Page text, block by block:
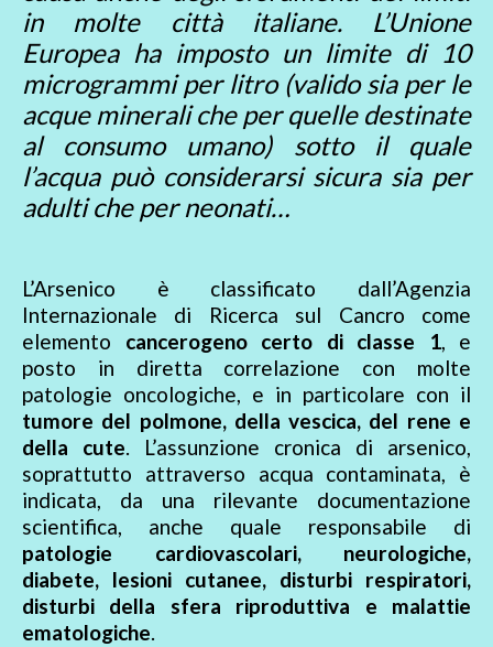
in molte città italiane. L’Unione
Europea ha imposto un limite di 10
microgrammi per litro (valido sia per le
acque minerali che per quelle destinate
al consumo umano) sotto il quale
l’acqua può considerarsi sicura sia per
adulti che per neonati…
L’Arsenico è classificato dall’Agenzia
Internazionale di Ricerca sul Cancro come
elemento cancerogeno certo di classe 1, e
posto in diretta correlazione con molte
patologie oncologiche, e in particolare con il
tumore del polmone, della vescica, del rene e
della cute. L’assunzione cronica di arsenico,
soprattutto attraverso acqua contaminata, è
indicata, da una rilevante documentazione
scientifica, anche quale responsabile di
patologie cardiovascolari, neurologiche,
diabete, lesioni cutanee, disturbi respiratori,
disturbi della sfera riproduttiva e malattie
ematologiche.